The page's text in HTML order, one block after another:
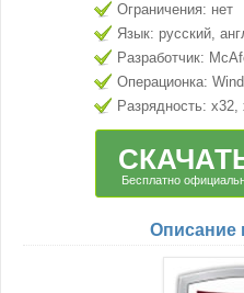
Ограничения: нет
Язык: русский,
Разработчик:
Операционка:
Разрядность:
Бесплатно
Описание